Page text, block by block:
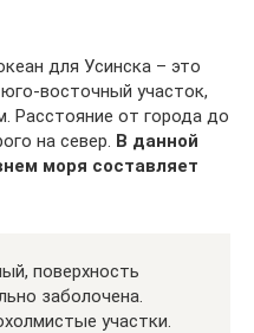
для Усинска – это
восточный участок,
Расстояние от города до
на север. В данной
моря составляет
поверхность
заболочена.
участки.